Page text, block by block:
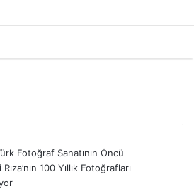
Fotoğraf Sanatının Öncü
100 Yıllık Fotoğrafları